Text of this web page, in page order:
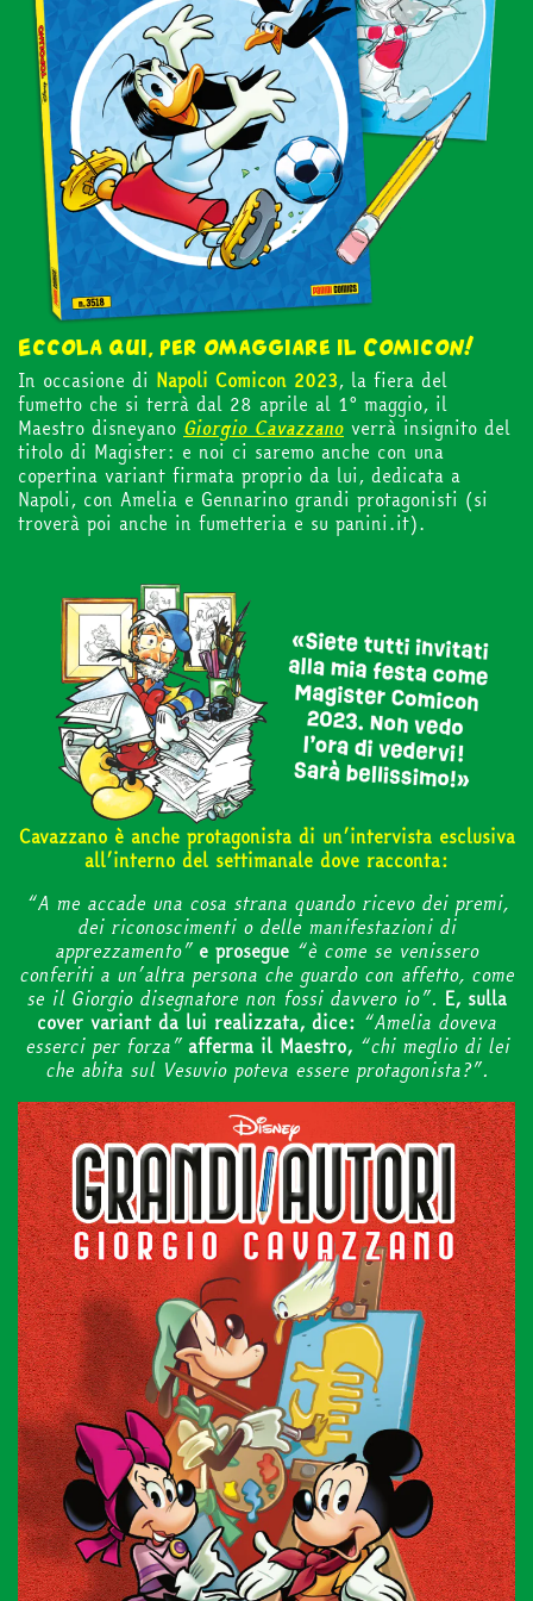
in edicola
mondo fumetto
news & eventi
Cerca
abbonati
acquista
Facebook
Instagram
Twitter
Eccola qui, per omaggiare il Comicon!
In occasione di Napoli Comicon 2023, la fiera del
fumetto che si terrà dal 28 aprile al 1° maggio, il
Maestro disneyano Giorgio Cavazzano verrà insignito del
titolo di Magister: e noi ci saremo anche con una
copertina variant firmata proprio da lui, dedicata a
Napoli, con Amelia e Gennarino grandi protagonisti (si
troverà poi anche in fumetteria e su panini.it).
Cavazzano è anche protagonista di un’intervista esclusiva
all’interno del settimanale dove racconta:
“A me accade una cosa strana quando ricevo dei premi,
dei riconoscimenti o delle manifestazioni di
apprezzamento”e prosegue “è come se venissero
conferiti a un’altra persona che guardo con affetto, come
se il Giorgio disegnatore non fossi davvero io”. E, sulla
cover variant da lui realizzata, dice: “Amelia doveva
esserci per forza” afferma il Maestro, “chi meglio di lei
che abita sul Vesuvio poteva essere protagonista?”.